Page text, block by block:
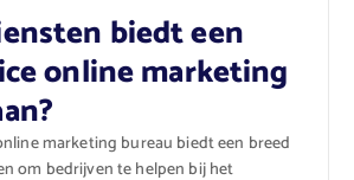
biedt een
online marketing
marketing bureau biedt een breed
om bedrijven te helpen bij het